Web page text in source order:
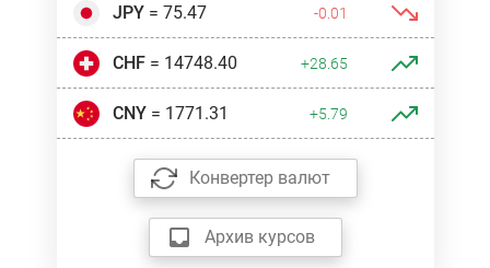
JPY= 75.47 -0.01
CHF= 14748.40 +28.65
CNY= 1771.31 +5.79
Конвертер валют
Архив курсов